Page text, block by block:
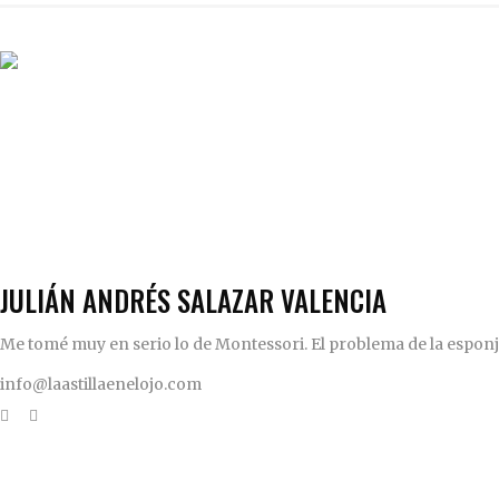
JULIÁN ANDRÉS SALAZAR VALENCIA
Me tomé muy en serio lo de Montessori. El problema de la
info@laastillaenelojo.com